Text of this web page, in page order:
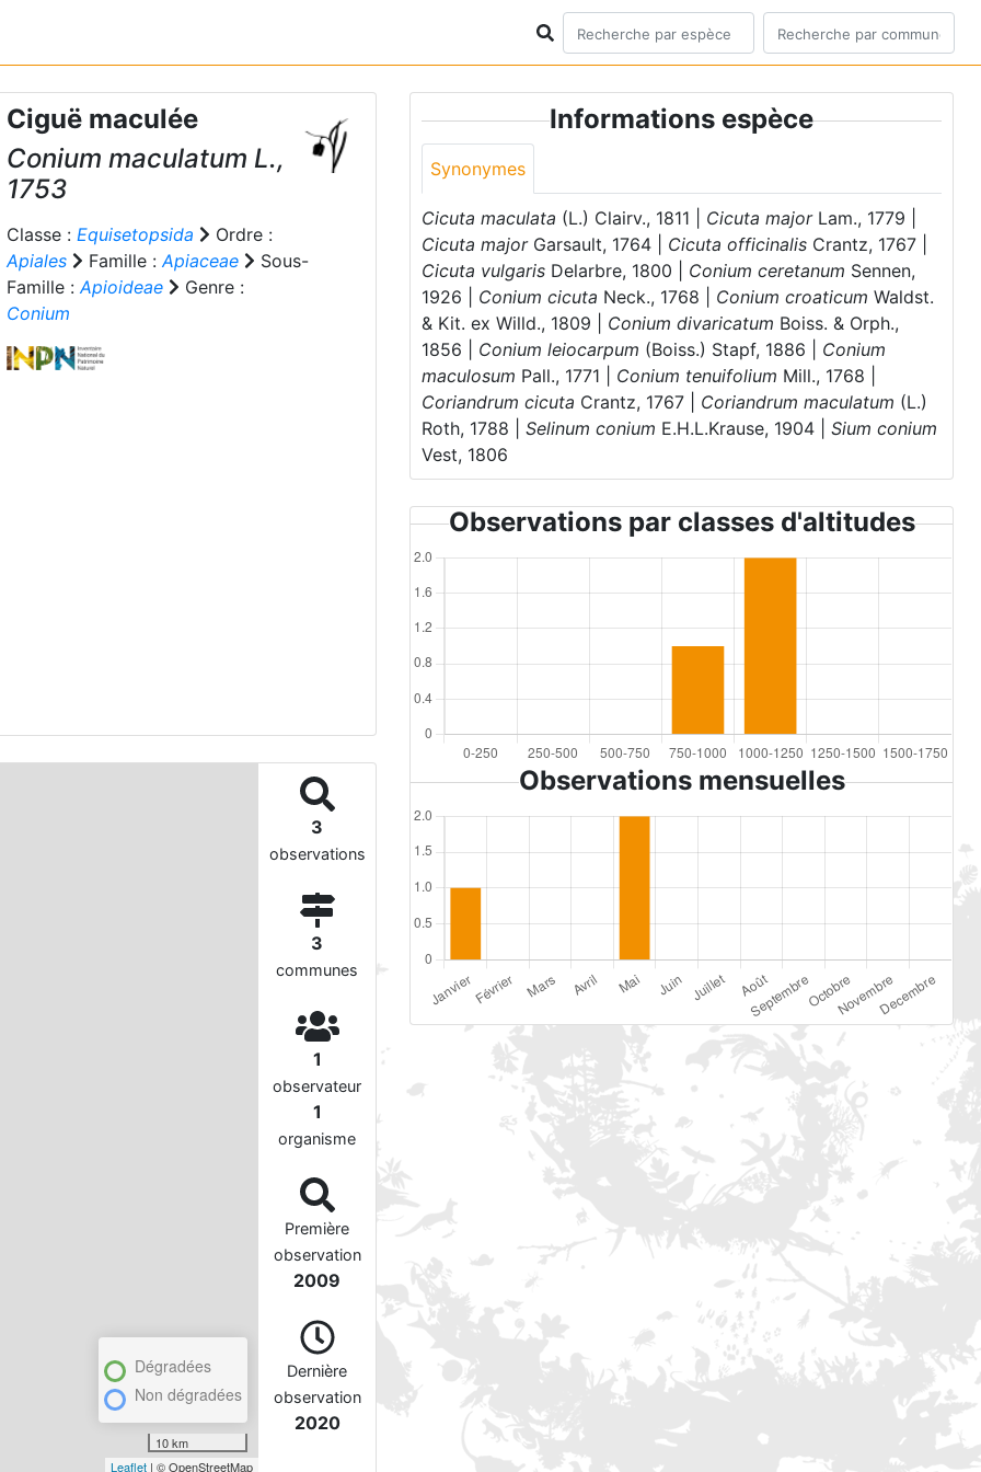
Ciguë maculée
Conium maculatum L.,
1753
Classe : Equisetopsida
Ordre :
Apiales
Famille :Apiaceae
Sous-
Famille :Apioideae
Genre :
Conium
Dégradées
Non dégradées
10 km
Leaflet| © OpenStreetMap
3
observations
3
communes
1
observateur
1
organisme
Première
observation
2009
Dernière
observation
2020
Informations espèce
Synonymes
Cicuta maculata (L.) Clairv., 1811 | Cicuta majorLam., 1779 |
Cicuta majorGarsault, 1764 | Cicuta officinalis Crantz, 1767 |
Cicuta vulgaris Delarbre, 1800 | Conium ceretanum Sennen,
1926 | Conium cicuta Neck., 1768 | Conium croaticum Waldst.
& Kit. ex Willd., 1809 | Conium divaricatum Boiss. & Orph.,
1856 | Conium leiocarpum (Boiss.) Stapf, 1886 | Conium
maculosum Pall., 1771 | Conium tenuifolium Mill., 1768 |
Coriandrum cicuta Crantz, 1767 | Coriandrum maculatum (L.)
Roth, 1788 |Selinum conium E.H.L.Krause, 1904 |Sium conium
Vest, 1806
Observations par classes d'altitudes
Observations mensuelles